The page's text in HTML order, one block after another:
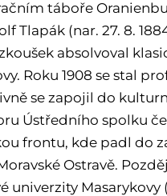
táboře
Tlapák (nar. 27. 8.
absolvoval
Roku 1908 se stal
se zapojil do
Ústředního spolku
frontu, kde padl do
Ostravě.
univerzity Masarykovy